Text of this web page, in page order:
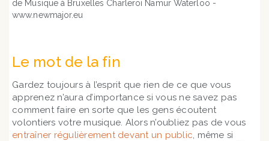
Le mot de la fin
Gardez toujours à l’esprit que rien de ce que vous
apprenez n’aura d’importance si vous ne savez pas
comment faire en sorte que les gens écoutent
volontiers votre musique. Alors n’oubliez pas de vous
entraîner régulièrement devant un public , même si